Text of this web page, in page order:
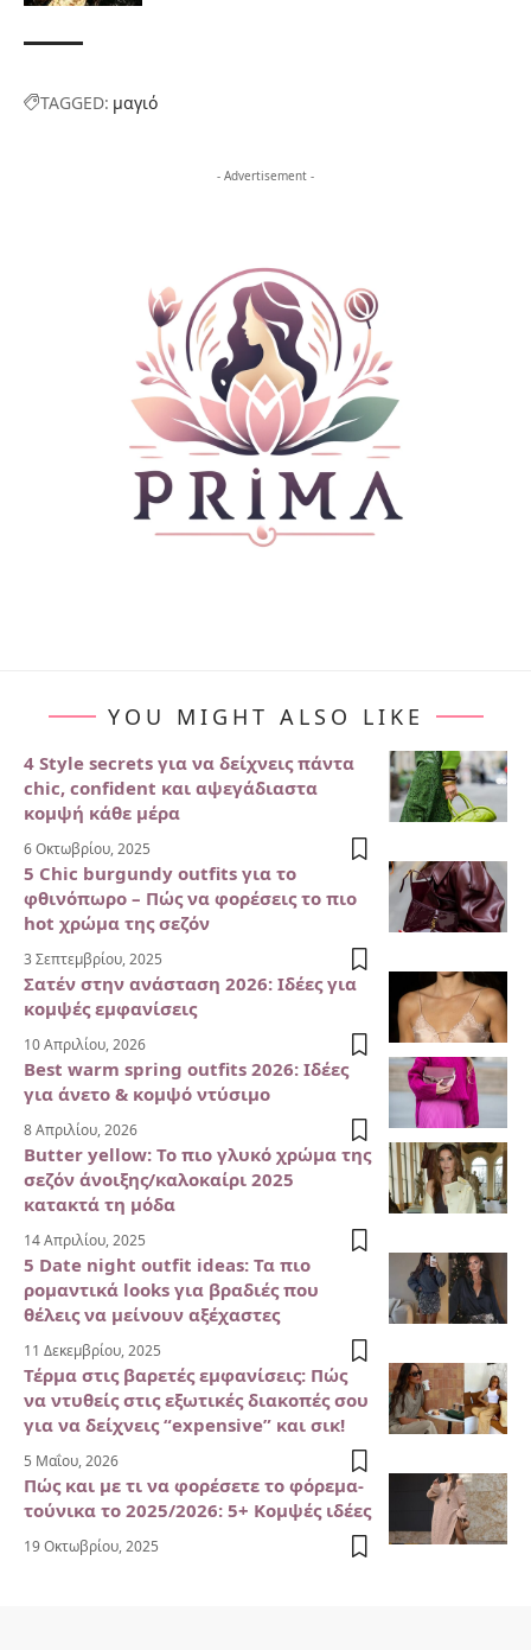
TAGGED: μαγιό
- Advertisement -
YOU MIGHT ALSO LIKE
4 Style secrets για να δείχνεις πάντα
chic, confident και αψεγάδιαστα
κομψή κάθε μέρα
6 Οκτωβρίου, 2025
5 Chic burgundy outfits για το
φθινόπωρο – Πώς να φορέσεις το πιο
hot χρώμα της σεζόν
3 Σεπτεμβρίου, 2025
Σατέν στην ανάσταση 2026: Ιδέες για
κομψές εμφανίσεις
10 Απριλίου, 2026
Best warm spring outfits 2026: Ιδέες
για άνετο & κομψό ντύσιμο
8 Απριλίου, 2026
Butter yellow: Το πιο γλυκό χρώμα της
σεζόν άνοιξης/καλοκαίρι 2025
κατακτά τη μόδα
14 Απριλίου, 2025
5 Date night outfit ideas: Τα πιο
ρομαντικά looks για βραδιές που
θέλεις να μείνουν αξέχαστες
11 Δεκεμβρίου, 2025
Τέρμα στις βαρετές εμφανίσεις: Πώς
να ντυθείς στις εξωτικές διακοπές σου
για να δείχνεις “expensive” και σικ!
5 Μαΐου, 2026
Πώς και με τι να φορέσετε το φόρεμα-
τούνικα το 2025/2026: 5+ Κομψές ιδέες
19 Οκτωβρίου, 2025